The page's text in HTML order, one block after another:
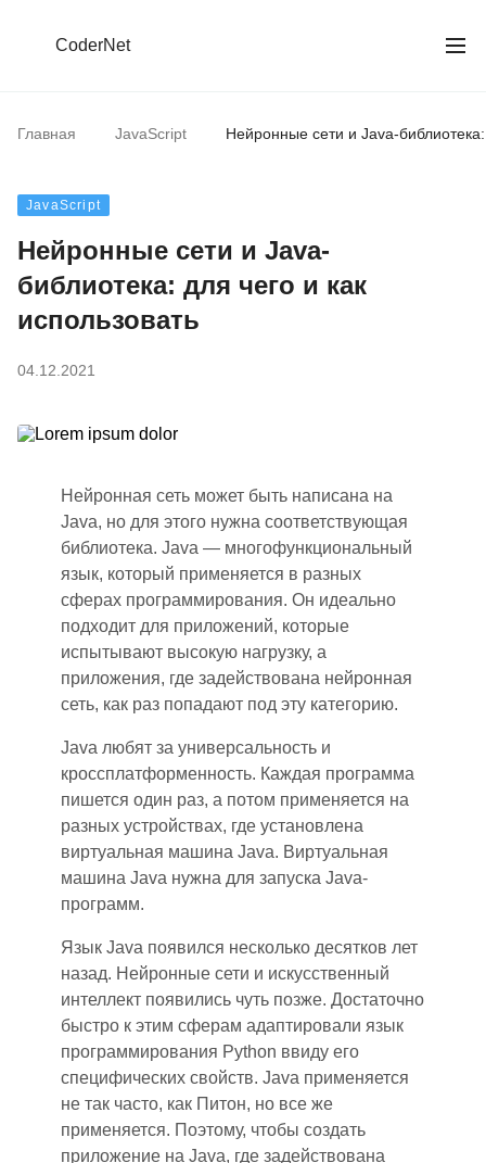
CoderNet
Главная JavaScript Нейронные сети и Java-библиотека:
JavaScript
Нейронные сети и Java-
библиотека: для чего и как
использовать
04.12.2021
Нейронная сеть может быть написана на
Java, но для этого нужна соответствующая
библиотека. Java — многофункциональный
язык, который применяется в разных
сферах программирования. Он идеально
подходит для приложений, которые
испытывают высокую нагрузку, а
приложения, где задействована нейронная
сеть, как раз попадают под эту категорию.
Java любят за универсальность и
кроссплатформенность. Каждая программа
пишется один раз, а потом применяется на
разных устройствах, где установлена
виртуальная машина Java. Виртуальная
машина Java нужна для запуска Java-
программ.
Язык Java появился несколько десятков лет
назад. Нейронные сети и искусственный
интеллект появились чуть позже. Достаточно
быстро к этим сферам адаптировали язык
программирования Python ввиду его
специфических свойств. Java применяется
не так часто, как Питон, но все же
применяется. Поэтому, чтобы создать
приложение на Java, где задействована